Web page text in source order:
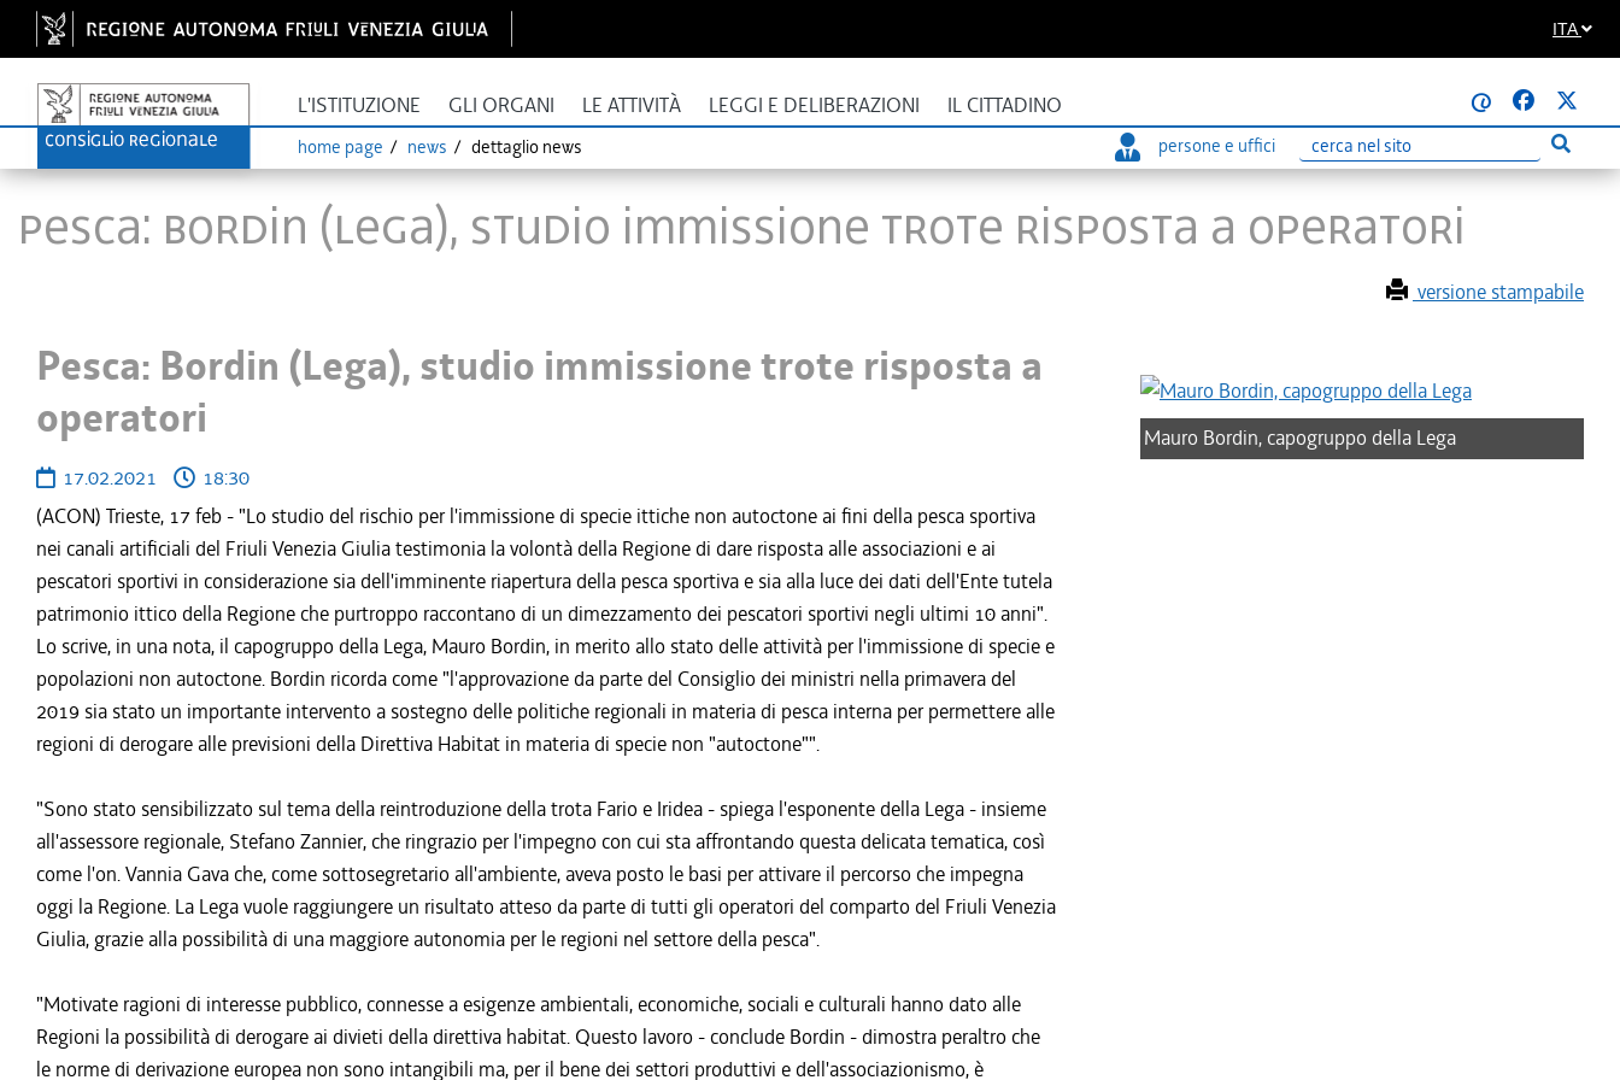
ITA
L'ISTITUZIONE GLI ORGANI LE ATTIVITÀ LEGGI E DELIBERAZIONI IL CITTADINO @
home page news dettaglio news persone e uffici
Ricerca Esegui
Pesca: Bordin (Lega), studio immissione trote risposta a operatori
versione stampabile
Pesca: Bordin (Lega), studio immissione trote risposta a
operatori
17.02.2021
18:30
(ACON) Trieste, 17 feb - "Lo studio del rischio per l'immissione di specie ittiche non autoctone ai fini della pesca sportiva
nei canali artificiali del Friuli Venezia Giulia testimonia la volontà della Regione di dare risposta alle associazioni e ai
pescatori sportivi in considerazione sia dell'imminente riapertura della pesca sportiva e sia alla luce dei dati dell'Ente tutela
patrimonio ittico della Regione che purtroppo raccontano di un dimezzamento dei pescatori sportivi negli ultimi 10 anni".
Lo scrive, in una nota, il capogruppo della Lega, Mauro Bordin, in merito allo stato delle attività per l'immissione di specie e
popolazioni non autoctone. Bordin ricorda come "l'approvazione da parte del Consiglio dei ministri nella primavera del
2019 sia stato un importante intervento a sostegno delle politiche regionali in materia di pesca interna per permettere alle
regioni di derogare alle previsioni della Direttiva Habitat in materia di specie non "autoctone"".
"Sono stato sensibilizzato sul tema della reintroduzione della trota Fario e Iridea - spiega l'esponente della Lega - insieme
all'assessore regionale, Stefano Zannier, che ringrazio per l'impegno con cui sta affrontando questa delicata tematica, così
come l'on. Vannia Gava che, come sottosegretario all'ambiente, aveva posto le basi per attivare il percorso che impegna
oggi la Regione. La Lega vuole raggiungere un risultato atteso da parte di tutti gli operatori del comparto del Friuli Venezia
Giulia, grazie alla possibilità di una maggiore autonomia per le regioni nel settore della pesca".
"Motivate ragioni di interesse pubblico, connesse a esigenze ambientali, economiche, sociali e culturali hanno dato alle
Regioni la possibilità di derogare ai divieti della direttiva habitat. Questo lavoro - conclude Bordin - dimostra peraltro che
le norme di derivazione europea non sono intangibili ma, per il bene dei settori produttivi e dell'associazionismo, è
Mauro Bordin, capogruppo della Lega